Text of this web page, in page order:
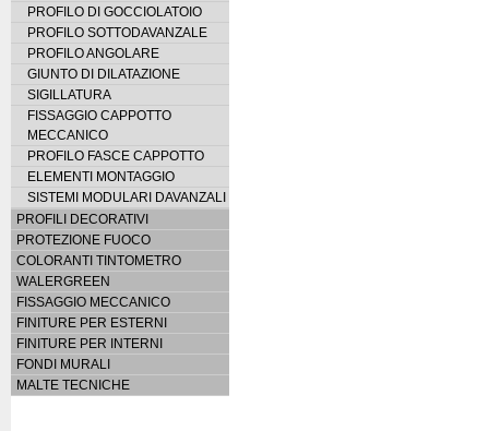
PROFILO DI GOCCIOLATOIO
PROFILO SOTTODAVANZALE
PROFILO ANGOLARE
GIUNTO DI DILATAZIONE
SIGILLATURA
FISSAGGIO CAPPOTTO
MECCANICO
PROFILO FASCE CAPPOTTO
ELEMENTI MONTAGGIO
SISTEMI MODULARI DAVANZALI
PROFILI DECORATIVI
PROTEZIONE FUOCO
COLORANTI TINTOMETRO
WALERGREEN
FISSAGGIO MECCANICO
FINITURE PER ESTERNI
FINITURE PER INTERNI
FONDI MURALI
MALTE TECNICHE